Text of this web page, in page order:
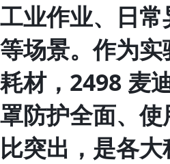
工业作业、日
等场景。作为
耗材，2498 麦
罩防护全面、
比突出，是各